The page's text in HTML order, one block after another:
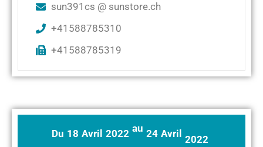
sun391cs @ sunstore.ch
+41588785310
+41588785319
Du 18 Avril 2022 au 24 Avril 2022